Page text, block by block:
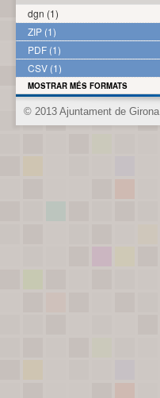
dgn (1)
ZIP (1)
PDF (1)
CSV (1)
MOSTRAR MÉS FORMATS
© 2013 Ajuntament de Girona